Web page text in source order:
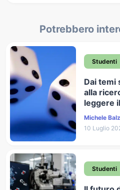
Potrebbero
Studenti
Dai temi
alla
leggere
Michele
10 Luglio
Studenti